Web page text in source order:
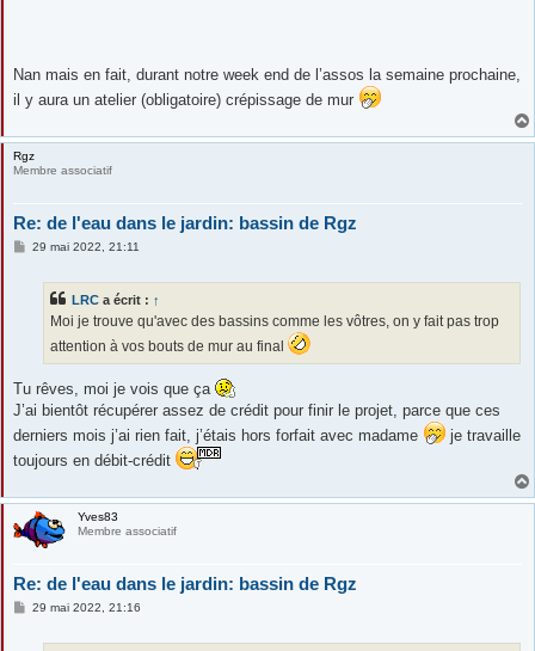
Nan mais en fait, durant notre week end de l’assos la semaine prochaine,
il y aura un atelier (obligatoire) crépissage de mur
Rgz
Membre associatif
Re: de l'eau dans le jardin: bassin de Rgz
M29 mai 2022, 21:11
LRC a écrit : ↑
Moi je trouve qu'avec des bassins comme les vôtres, on y fait pas trop
attention à vos bouts de mur au final
Tu rêves, moi je vois que ça
J’ai bientôt récupérer assez de crédit pour finir le projet, parce que ces
derniers mois j’ai rien fait, j’étais hors forfait avec madame
je travaille
toujours en débit-crédit
Yves83
Membre associatif
Re: de l'eau dans le jardin: bassin de Rgz
M29 mai 2022, 21:16